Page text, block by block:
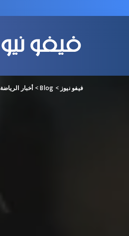
فيفو نيوز >
Blog
> أخبار الرياضة